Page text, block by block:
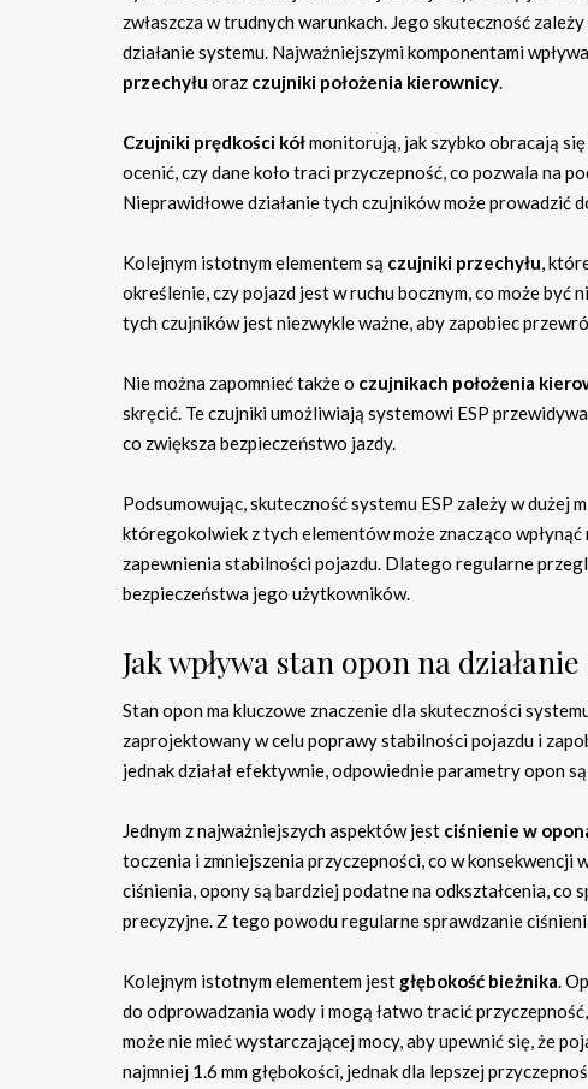
zwłaszcza w trudnych warunkach. Jego skuteczność
działanie systemu. Najważniejszymi komponentami
przechyłu oraz czujniki położenia kierownicy.
Czujniki prędkości kółmonitorują, jak szybko obracają
ocenić, czy dane koło traci przyczepność, co pozwala na
Nieprawidłowe działanie tych czujników może prowadzić
Kolejnym istotnym elementem są czujniki przechyłu,
określenie, czy pojazd jest w ruchu bocznym, co może być
tych czujników jest niezwykle ważne, aby zapobiec
Nie można zapomnieć także o czujnikach położenia
skręcić. Te czujniki umożliwiają systemowi ESP
co zwiększa bezpieczeństwo jazdy.
Podsumowując, skuteczność systemu ESP zależy w
któregokolwiek z tych elementów może znacząco
zapewnienia stabilności pojazdu. Dlatego regularne
bezpieczeństwa jego użytkowników.
Jak wpływa stan opon na
Stan opon ma kluczowe znaczenie dla skuteczności
zaprojektowany w celu poprawy stabilności pojazdu i
jednak działał efektywnie, odpowiednie parametry opon
Jednym z najważniejszych aspektów jest ciśnienie w
toczenia i zmniejszenia przyczepności, co w konsekwencji
ciśnienia, opony są bardziej podatne na odkształcenia, co
precyzyjne. Z tego powodu regularne sprawdzanie
Kolejnym istotnym elementem jest głębokość bieżnika.
do odprowadzania wody i mogą łatwo tracić
może nie mieć wystarczającej mocy, aby upewnić się, że
najmniej 1.6 mm głębokości, jednak dla lepszej